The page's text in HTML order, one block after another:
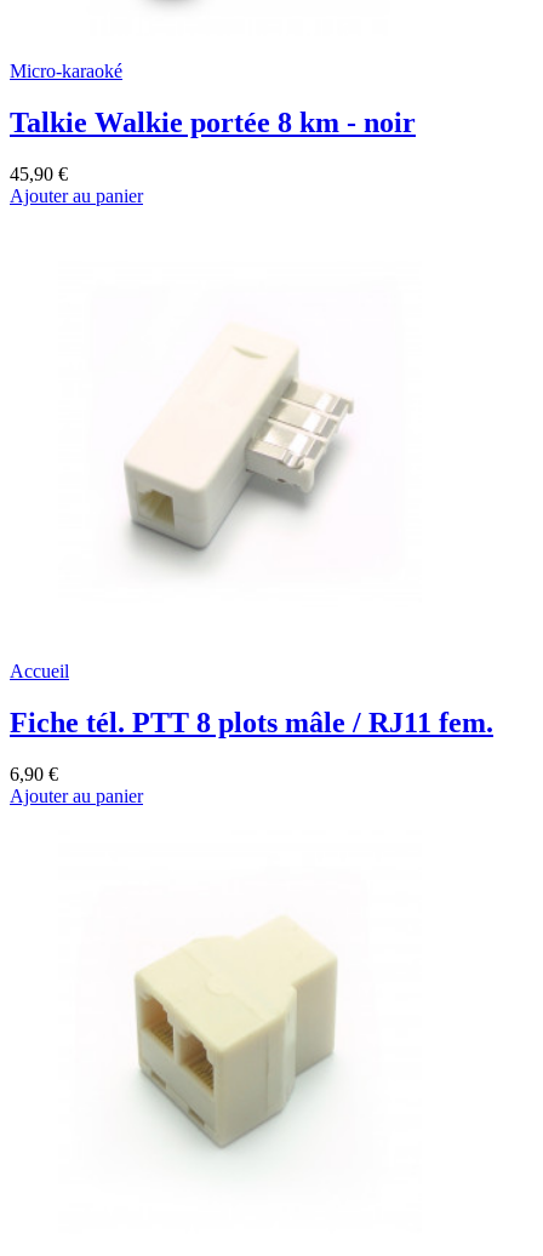
Micro-karaoké
Talkie Walkie portée 8 km - noir
45,90 €
Ajouter au panier
Accueil
Fiche tél. PTT 8 plots mâle / RJ11 fem.
6,90 €
Ajouter au panier